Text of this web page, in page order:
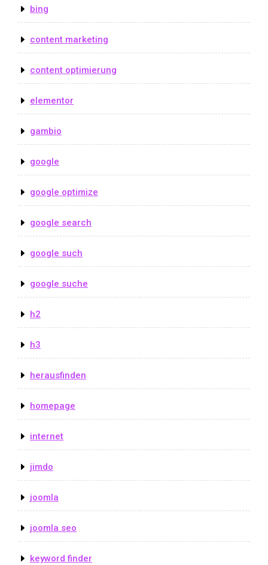
bing
content marketing
content optimierung
elementor
gambio
google
google optimize
google search
google such
google suche
h2
h3
herausfinden
homepage
internet
jimdo
joomla
joomla seo
keyword finder